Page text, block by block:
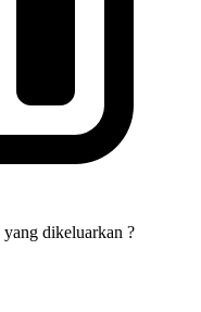
yang dikeluarkan ?